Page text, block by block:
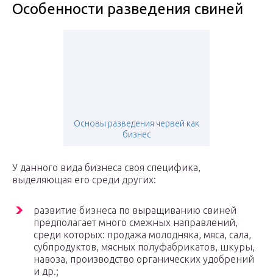
Особенности разведения свиней
Основы разведения червей как
бизнес
У данного вида бизнеса своя специфика,
выделяющая его среди других:
развитие бизнеса по выращиванию свиней
предполагает много смежных направлений,
среди которых: продажа молодняка, мяса, сала,
субпродуктов, мясных полуфабрикатов, шкуры,
навоза, производство органических удобрений
и др.;